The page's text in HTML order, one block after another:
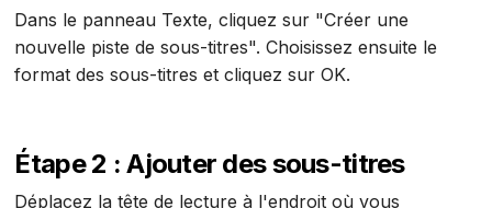
Dans le panneau Texte, cliquez sur "Créer une
nouvelle piste de sous-titres". Choisissez ensuite le
format des sous-titres et cliquez sur OK.
Étape 2 : Ajouter des sous-titres
Déplacez la tête de lecture à l'endroit où vous